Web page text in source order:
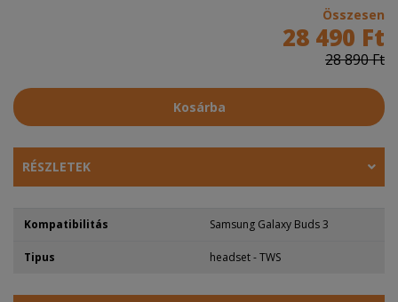
Összesen
28 490 Ft
28 890 Ft
Kosárba
RÉSZLETEK
Kompatibilitás Samsung Galaxy Buds 3
Tipus headset - TWS